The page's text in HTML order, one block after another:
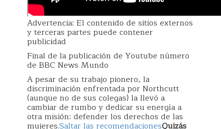
Advertencia: El contenido de sitios externos
y terceras partes puede contener
publicidad
Final de la publicación de Youtube número
de BBC News Mundo
A pesar de su trabajo pionero, la
discriminación enfrentada por Northcutt
(aunque no de sus colegas) la llevó a
cambiar de rumbo y dedicar su energía a
otra misión: defender los derechos de las
mujeres.Saltar las recomendacionesQuizás